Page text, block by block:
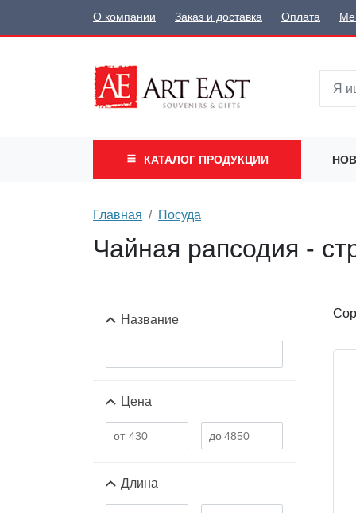
О компании Заказ и доставка Оплата
КАТАЛОГ ПРОДУКЦИИ
Главная Посуда
Чайная рапсодия -
Название
Цена
Длина